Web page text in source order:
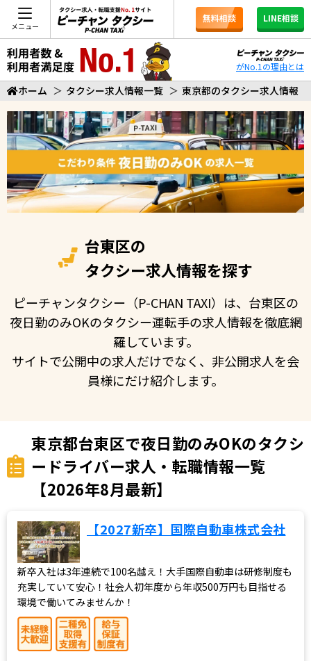
メニュー
無料相談 LINE相談
がNo.1の理由とは
ホーム ＞ タクシー求人情報一覧 ＞ 東京都のタクシー求人情報
台東区の
タクシー求人情報を探す
ピーチャンタクシー（P-CHAN TAXI）は、台東区の
夜日勤のみOKのタクシー運転手の求人情報を徹底網
羅しています。
サイトで公開中の求人だけでなく、非公開求人を会
員様にだけ紹介します。
東京都台東区で夜日勤のみOKのタクシ
ードライバー求人・転職情報一覧
【2026年8月最新】
【2027新卒】国際自動車株式会社
新卒入社は3年連続で100名越え！大手国際自動車は研修制度も
充実していて安心！社会人初年度から年収500万円も目指せる
環境で働いてみませんか！